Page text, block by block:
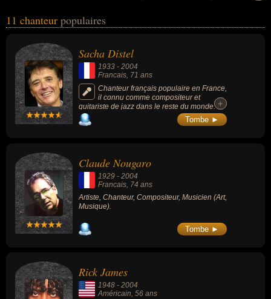
Annoux, Ol'Dirty Bastard, Yves Belluardo, Jerry Orbach, Willem
liens variés dans les domaines de l'art, de la musique, du cinéma,
de la peinture, people, du théâtre, de la musique pour enfants ou
de la télévision. Ces célébrités peuvent également avoir été artiste,
musicien, compositeur, homme d'affaire, parolier, producteur,
pianiste, acteur, peintre, rappeur, chanteur de variétés ou chanteur
pour enfants. En ce qui concerne leurs nationalités au moment de
leurs morts, ils peuvent avoir été francais, américain, italien ou
11 chanteur populaires
Sacha Distel
1933 - 2004
Francais, 71 ans
Chanteur français populaire en France,
il connu comme compositeur et
guitariste de jazz dans le reste du monde.
Ses chansons célèbres sont « La belle vie »
(1963), « Tout le pluie tombe sur moi »
+
+
Tombe ►
Claude Nougaro
1929 - 2004
Francais , 74 ans
Artiste, Chanteur, Compositeur, Musicien (Art,
Musique).
Tombe ►
Rick James
1948 - 2004
Américain, 56 ans